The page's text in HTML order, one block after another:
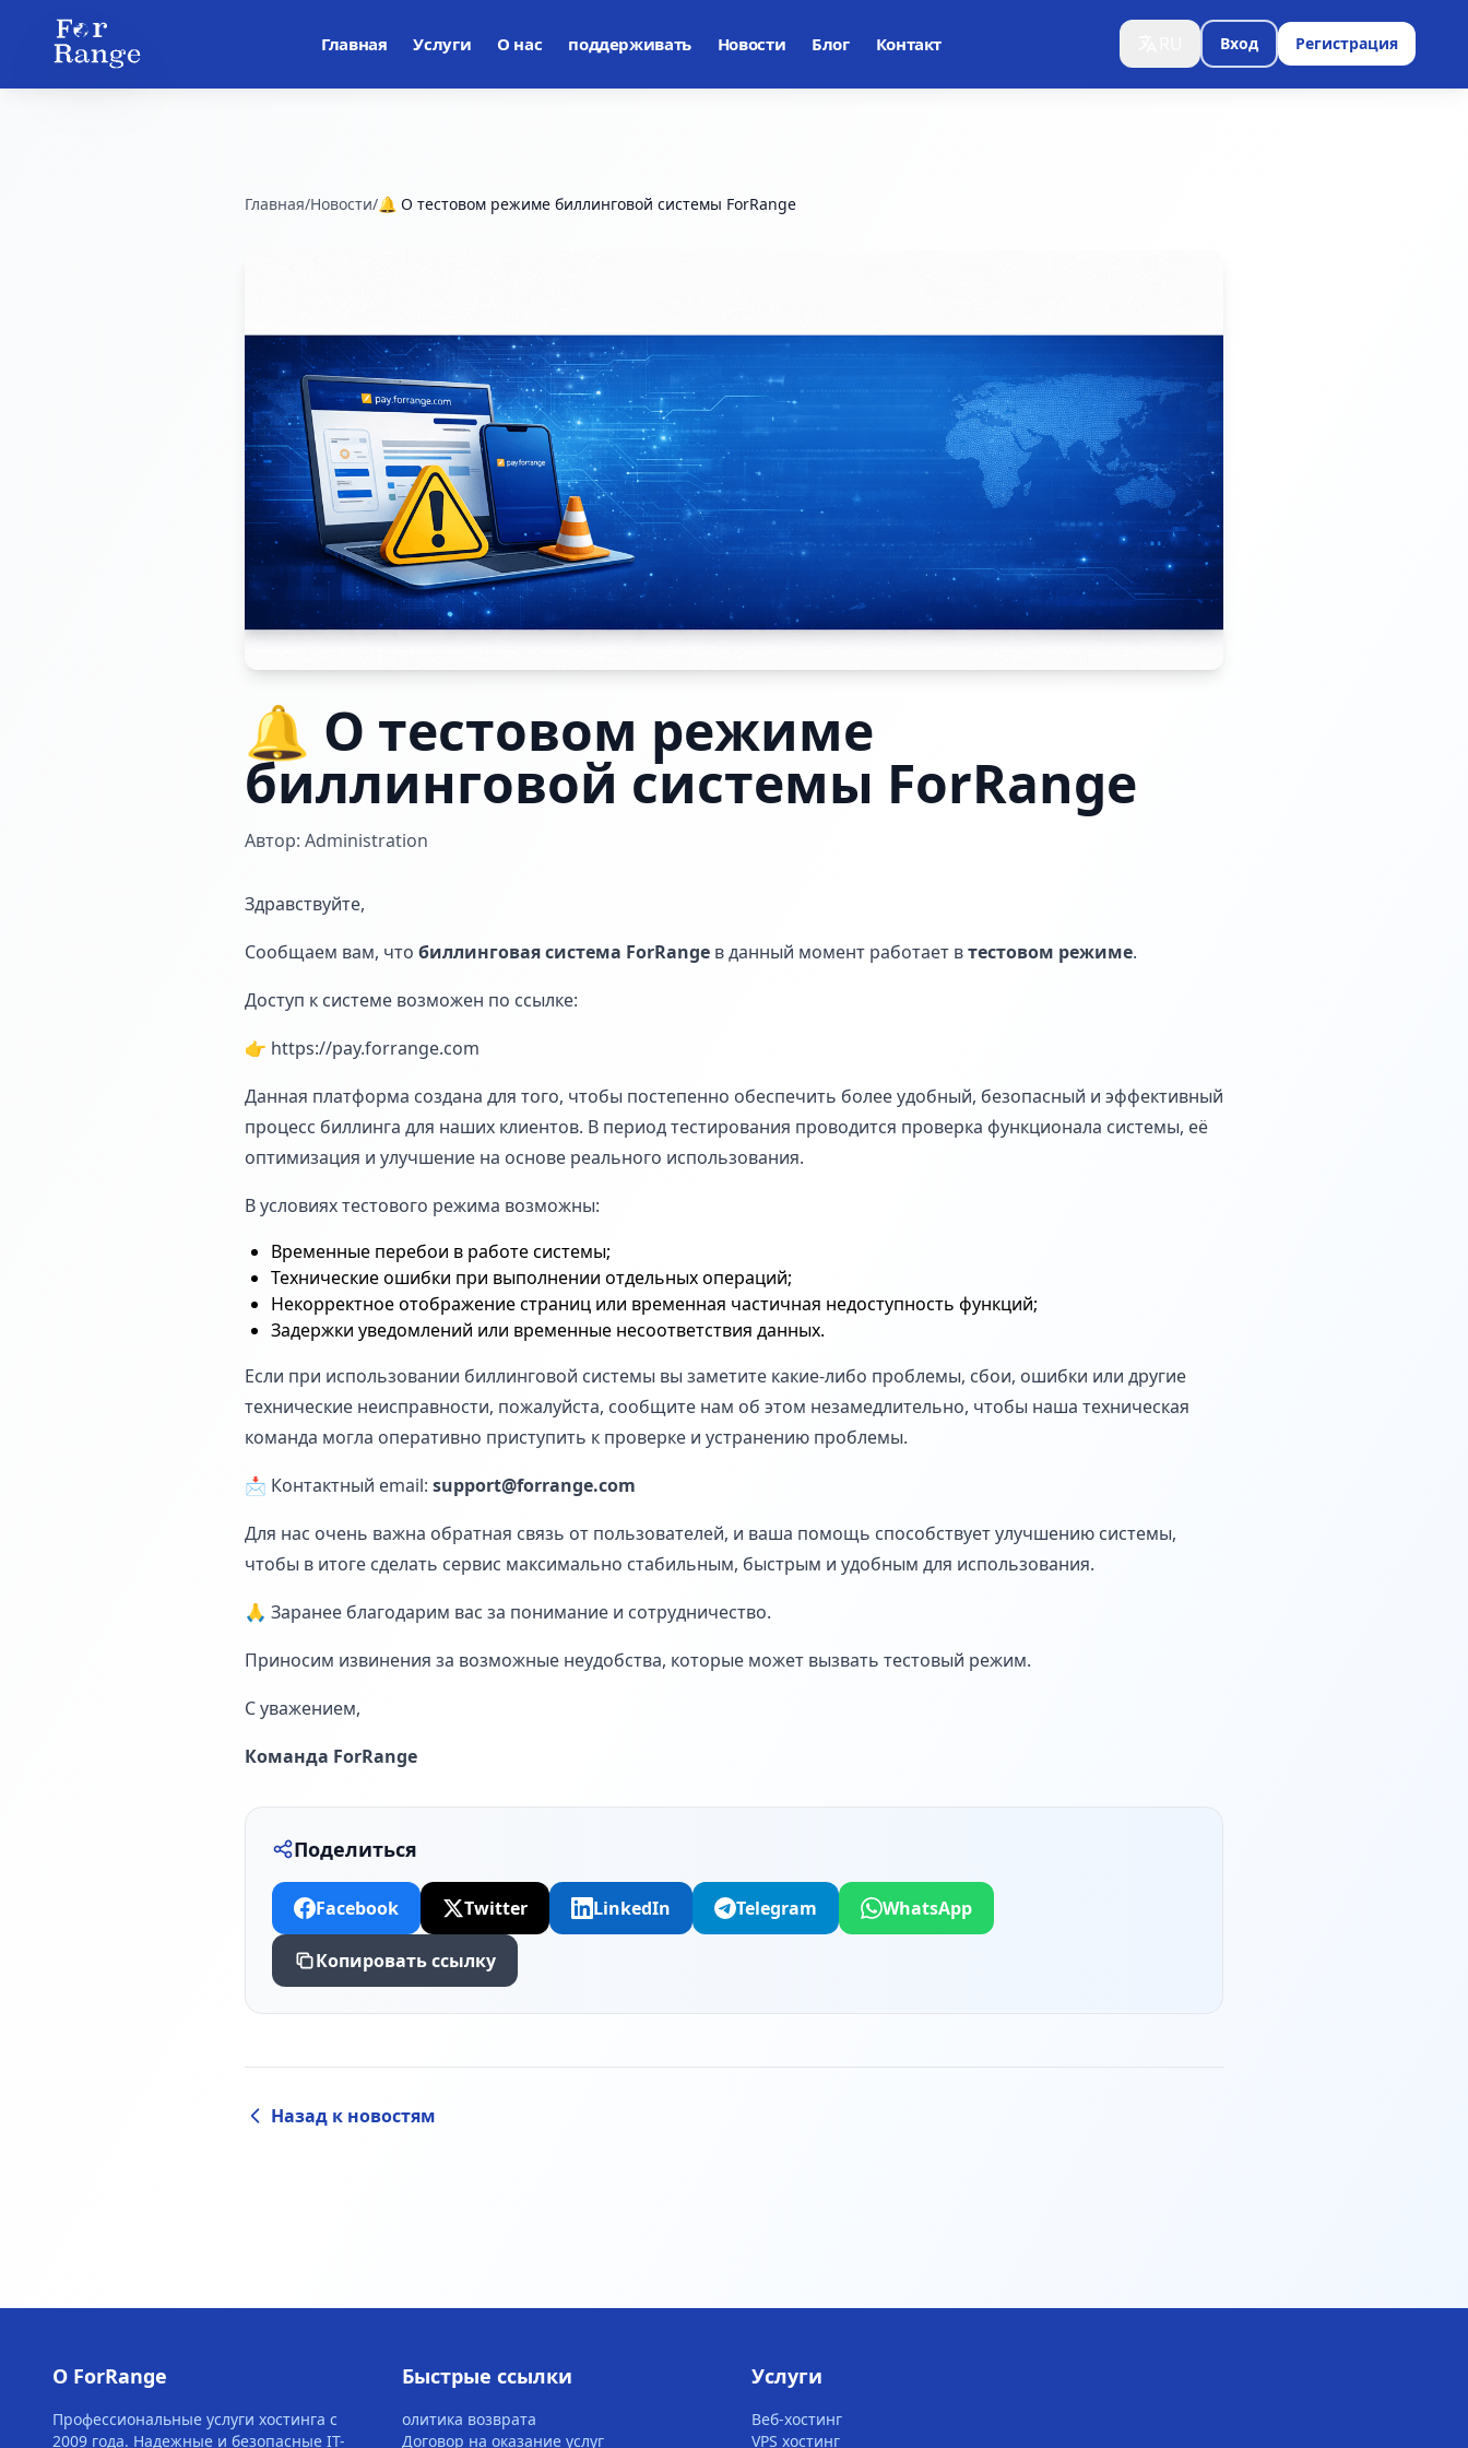
Главная Услуги О нас поддерживать Новости Блог Контакт Вход Регистрация
Главная/Новости/🔔 О тестовом режиме биллинговой системы ForRange
🔔 О тестовом режиме
биллинговой системы ForRange
Автор: Administration
Здравствуйте,
Сообщаем вам, что биллинговая система ForRange в данный момент работает втестовом режиме.
Доступ к системе возможен по ссылке:
👉 https://pay.forrange.com
Данная платформа создана для того, чтобы постепенно обеспечить более удобный, безопасный и эффективный
процесс биллинга для наших клиентов. В период тестирования проводится проверка функционала системы, её
оптимизация и улучшение на основе реального использования.
В условиях тестового режима возможны:
Временные перебои в работе системы;
Технические ошибки при выполнении отдельных операций;
Некорректное отображение страниц или временная частичная недоступность функций;
Задержки уведомлений или временные несоответствия данных.
Если при использовании биллинговой системы вы заметите какие-либо проблемы, сбои, ошибки или другие
технические неисправности, пожалуйста, сообщите нам об этом незамедлительно, чтобы наша техническая
команда могла оперативно приступить к проверке и устранению проблемы.
📩 Контактный email: support@forrange.com
Для нас очень важна обратная связь от пользователей, и ваша помощь способствует улучшению системы,
чтобы в итоге сделать сервис максимально стабильным, быстрым и удобным для использования.
🙏 Заранее благодарим вас за понимание и сотрудничество.
Приносим извинения за возможные неудобства, которые может вызвать тестовый режим.
С уважением,
Команда ForRange
Поделиться
Facebook Twitter LinkedIn Telegram WhatsApp
Копировать ссылку
Назад к новостям
О ForRange
Профессиональные услуги хостинга с
2009 года. Надежные и безопасные IT-
Быстрые ссылки
олитика возврата
Договор на оказание услуг
Услуги
Веб-хостинг
VPS хостинг